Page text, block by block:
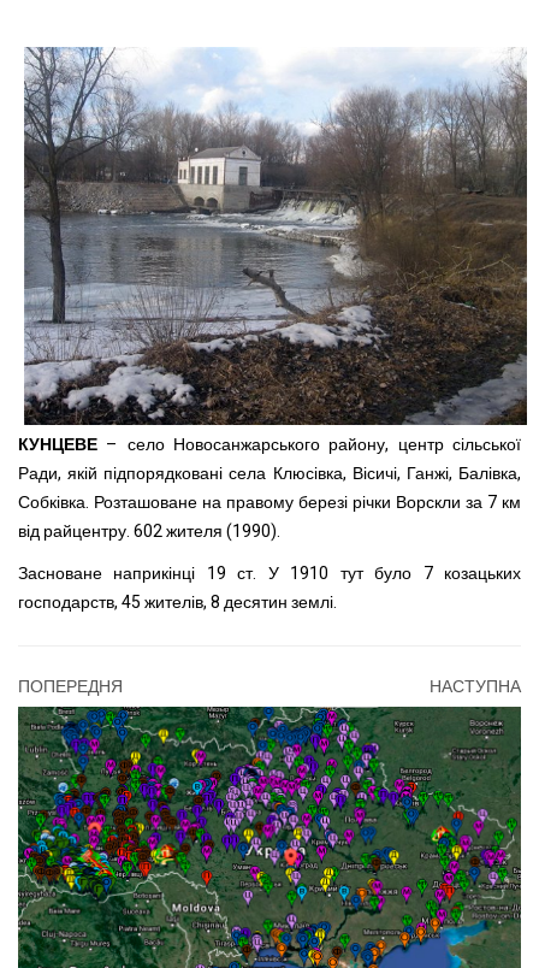
КУНЦЕВЕ – село Новосанжарського району, центр сільської
Ради, якій підпорядковані села Клюсівка, Вісичі, Ганжі, Балівка,
Собківка. Розташоване на правому березі річки Ворскли за 7 км
від райцентру. 602 жителя (1990).
Засноване наприкінці 19 ст. У 1910 тут було 7 козацьких
господарств, 45 жителів, 8 десятин землі.
ПОПЕРЕДНЯ НАСТУПНА